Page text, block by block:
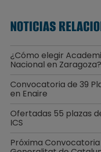
NOTICIAS
¿Cómo elegir
Nacional en Zaragoza?
Convocatoria de 39
en Enaire
Ofertadas 55 plazas
ICS
Próxima